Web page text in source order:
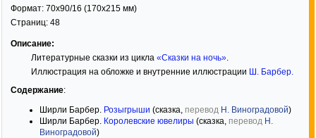
Формат: 70x90/16 (170x215 мм)
Страниц: 48
Описание:
Литературные сказки из цикла «Сказки на ночь».
Иллюстрация на обложке и внутренние иллюстрации Ш. Барбер.
Содержание:
Ширли Барбер. Розыгрыши (сказка, перевод Н. Виноградовой)
Ширли Барбер. Королевские ювелиры (сказка, перевод Н.
Виноградовой)